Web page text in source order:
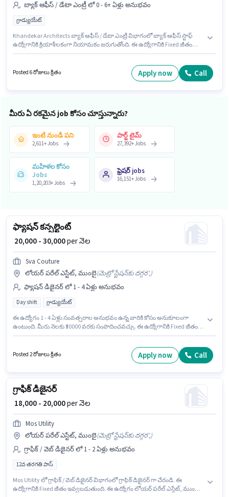
బ్యాక్ ఆఫీస్ / డేటా ఎంట్రీ లో 0 - 6+ ఏళ్లు అనుభవం
గ్రాడ్యుయేట్
Khandekar Architects బ్యాక్ ఆఫీస్ / డేటా ఎంట్రీ విభాగంలో బ్యాక్ ఆఫీస్ స్టాఫ్
ఉద్యోగానికి క్రియాశీలకంగా నియామకం జరుగుతోంది. ఈ ఉద్యోగానికి Fixed జీతం
- 6+ ఏళ్లు సంవత్సరాల అనుభవం ఉన్న వారికి కోసం అనుకూలంగా ఉంటుంది. మీరు
Posted 6 రోజులు క్రితం Apply now Call
మీరు ఏ రకమైన job కోసం చూస్తున్నారు?
ఇంటి నుండి పని
2,611+Jobs
పార్ట్ టైమ్
27,392+Jobs
మహిళల కోసం
Jobs
1,20,203+Jobs
ఫ్రెషర్ jobs
16,151+Jobs
ఫ్యాషన్ కన్సల్టెంట్
₹ 20,000 - 30,000per నెల
Sva Couture
లోయర్ పరేల్ ఎస్టేట్, ముంబై(మెట్రో స్టేషన్‌కు దగ్గర',)
ఫ్యాషన్ డిజైనర్ లో 1 - 4 ఏళ్లు అనుభవం
Day shift గ్రాడ్యుయేట్
ఈ ఉద్యోగం 1 - 4 ఏళ్లు సంవత్సరాల అనుభవం ఉన్న వారికి కోసం అనుకూలంగా
ఉంటుంది. మీరు నెలకు ₹30000 వరకు సంపాదించవచ్చు. ఈ ఉద్యోగానికి Fixed జీతం
సర్టిఫికెట్ కలిగి ఉండాలి. ఈ ఉద్యోగం లోయర్ పరేల్ ఎస్టేట్, ముంబై లో ఉంది. Sva
Couture లో ఫ్యాషన్ డిజైనర్ విభాగంలో ఫ్యాషన్ కన్సల్టెంట్ గా చేరండి.
Posted 2 రోజులు క్రితం Apply now Call
గ్రాఫిక్ డిజైనర్
₹ 18,000 - 20,000per నెల
Mos Utility
లోయర్ పరేల్ ఎస్టేట్, ముంబై(మెట్రో స్టేషన్‌కు దగ్గర',)
గ్రాఫిక్ / వెబ్ డిజైనర్ లో 1 - 2 ఏళ్లు అనుభవం
12వ తరగతి పాస్
Mos Utility లో గ్రాఫిక్ / వెబ్ డిజైనర్ విభాగంలో గ్రాఫిక్ డిజైనర్ గా చేరండి. ఈ
ఉద్యోగానికి Fixed జీతం ఇవ్వబడుతుంది. ఈ ఉద్యోగం లోయర్ పరేల్ ఎస్టేట్, ముంబై